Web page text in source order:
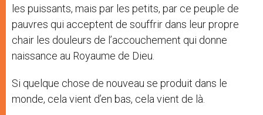
les puissants, mais par les petits, par ce peuple de
pauvres qui acceptent de souffrir dans leur propre
chair les douleurs de l’accouchement qui donne
naissance au Royaume de Dieu.
Si quelque chose de nouveau se produit dans le
monde, cela vient d’en bas, cela vient de là.